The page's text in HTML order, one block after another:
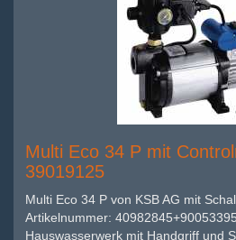
Multi Eco 34 P mit
39019125
Multi Eco 34 P von KSB AG mit
Artikelnummer:
Hauswasserwerk mit Handgriff und